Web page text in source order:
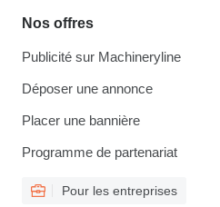
Nos offres
Publicité sur Machineryline
Déposer une annonce
Placer une bannière
Programme de partenariat
Pour les entreprises